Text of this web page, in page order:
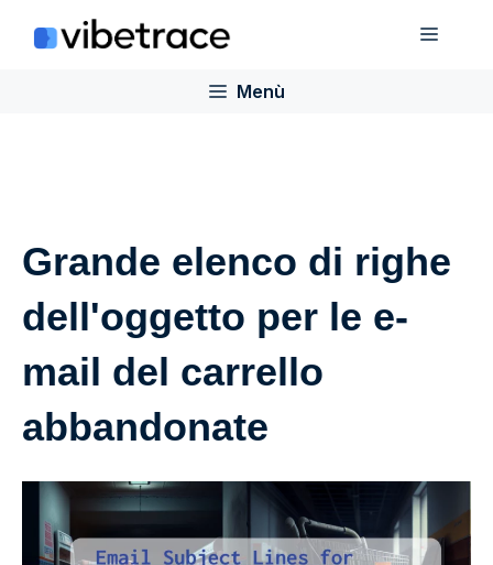
Menù
Menù
Grande elenco di righe
dell'oggetto per le e-
mail del carrello
abbandonate